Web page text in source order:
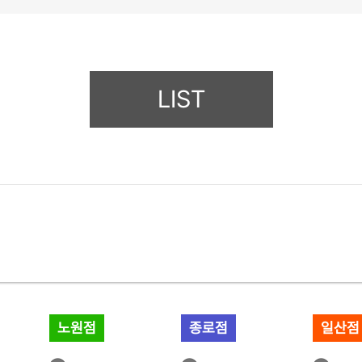
LIST
노원점 종로점 일산점